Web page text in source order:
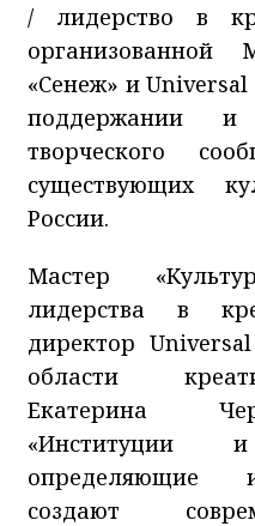
/ лидерство в
организованной
«Сенеж» и
поддержании и
творческого
существующих
России.
Мастер
лидерства в
директор
области
Екатерина
«Институции
определяющие
создают